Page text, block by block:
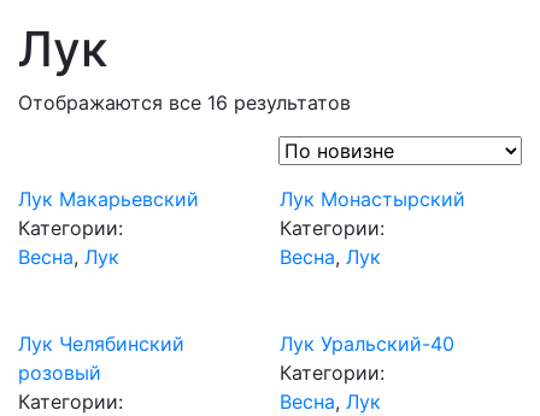
Лук
Отображаются все 16 результатов
Лук Макарьевский
Категории:
Весна, Лук
Лук Монастырский
Категории:
Весна,Лук
Лук Челябинский
розовый
Категории:
Лук Уральский-40
Категории:
Весна,Лук